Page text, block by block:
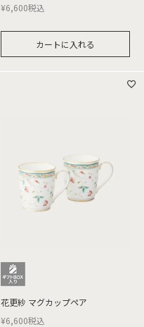
¥6,600税込
カートに入れる
花更紗 マグカップペア
¥6,600税込